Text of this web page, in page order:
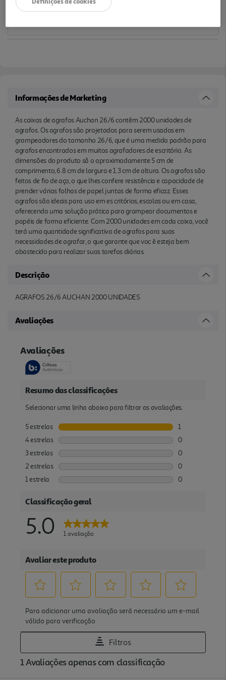
ou em casa, oferecendo uma solução prática para
Com 2000 unidades em cada caixa, você terá uma
Informações de Marketing
As caixas de agrafos Auchan 26/6 contêm 2000 unidades de
agrafos. Os agrafos são projetados para serem usados em
grampeadores do tamanho 26/6, que é uma medida padrão para
agrafos encontrados em muitos agrafadores de escritório. As
dimensões do produto sã o aproximadamente 5 cm de
comprimento, 6.8 cm de largura e 1.3 cm de altura. Os agrafos são
feitos de fio de aço, o que lhes confere resistência e capacidade de
prender várias folhas de papel juntas de forma eficaz. Esses
agrafos são ideais para uso em es critórios, escolas ou em casa,
oferecendo uma solução prática para grampear documentos e
papéis de forma eficiente. Com 2000 unidades em cada caixa, você
terá uma quantidade significativa de agrafos para suas
necessidades de agrafar, o que garante que voc ê esteja bem
abastecido para realizar suas tarefas diárias.
Descrição
AGRAFOS 26/6 AUCHAN 2000 UNIDADES
Avaliações